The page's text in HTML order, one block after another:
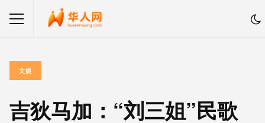
文娱
吉狄马加：“刘三姐”民歌